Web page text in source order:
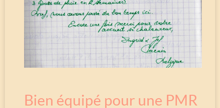
Bien équipé pour une PMR